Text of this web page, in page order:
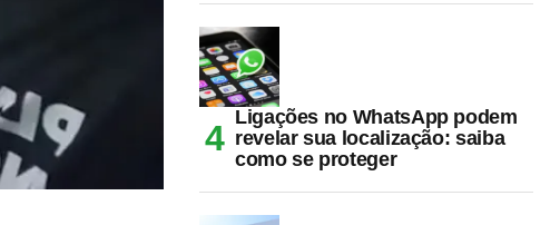
Ligações no WhatsApp podem
revelar sua localização: saiba
como se proteger